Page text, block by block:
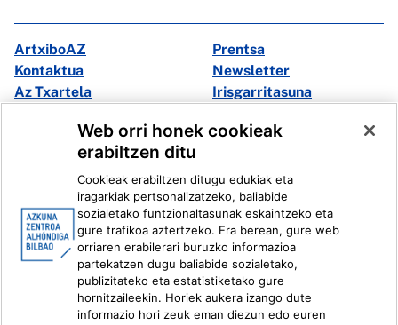
ArtxiboAZ
Prentsa
Kontaktua
Newsletter
Az Txartela
Irisgarritasuna
Instagram
Youtube
Linkedin
Ivoox
Lege informazioa Barneko Informazio Sistema
Web orri honek cookieak
erabiltzen ditu
Cookieak erabiltzen ditugu edukiak eta
iragarkiak pertsonalizatzeko, baliabide
sozialetako funtzionaltasunak eskaintzeko eta
gure trafikoa aztertzeko. Era berean, gure web
orriaren erabilerari buruzko informazioa
partekatzen dugu baliabide sozialetako,
publizitateko eta estatistiketako gure
hornitzaileekin. Horiek aukera izango dute
informazio hori zeuk eman diezun edo euren